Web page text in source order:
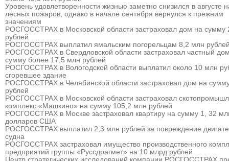
Уровень удовлетворенности жизнью заметно снизился в августе
лесных пожаров, однако в начале сентября вернулся к прежним
значениям
РОСГОССТРАХ в Московской области застраховал дом на сумму
рублей
РОСГОССТРАХ выплатил ямальским погорельцам 8,2 млн
РОСГОССТРАХ в Свердловской области застраховал частный
сумму более 17,5 млн рублей
РОСГОССТРАХ в Вологодской области выплатил около 10 млн
сгоревшее здание
РОСГОССТРАХ в Челябинской области застраховал дом на
рублей
РОСГОССТРАХ в Московской области застраховал
комплекс «Машкино» на сумму 105,2 млн рублей
РОСГОССТРАХ в Москве застраховал квартиру на сумму 1, 32
долларов США
РОСГОССТРАХ выплатил 2,3 млн рублей за повреждение
судна
РОСГОССТРАХ застраховал имущество производственного
предприятий группы «Руссдрагмет» на 10 млрд рублей
Центр стратегических исследований компании РОСГОССТРАХ